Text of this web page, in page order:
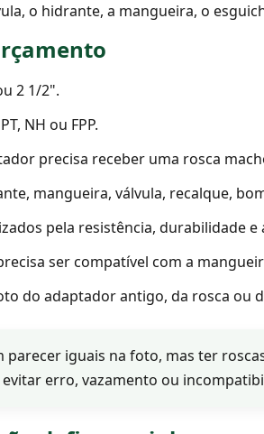
o hidrante, a mangueira, o
2 1/2".
NH ou FPP.
precisa receber uma rosca
mangueira, válvula, recalque,
pela resistência, durabilidade e
ser compatível com a
do adaptador antigo, da rosca ou
iguais na foto, mas ter
erro, vazamento ou